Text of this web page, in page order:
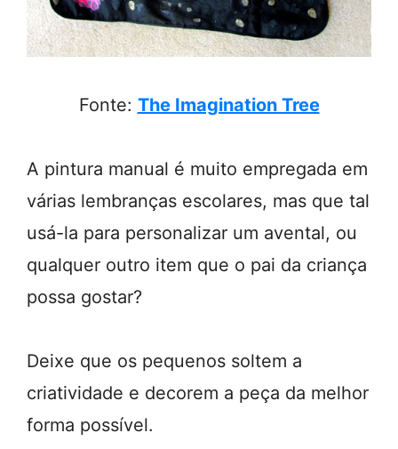
Fonte: The Imagination Tree
A pintura manual é muito empregada em
várias lembranças escolares, mas que tal
usá-la para personalizar um avental, ou
qualquer outro item que o pai da criança
possa gostar?
Deixe que os pequenos soltem a
criatividade e decorem a peça da melhor
forma possível.